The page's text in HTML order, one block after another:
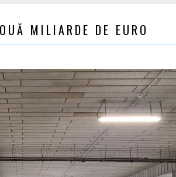
MILIARDE DE EURO